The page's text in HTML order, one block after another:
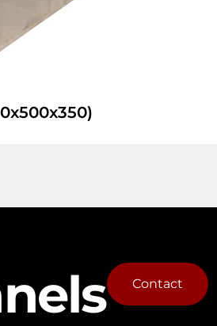
Contact